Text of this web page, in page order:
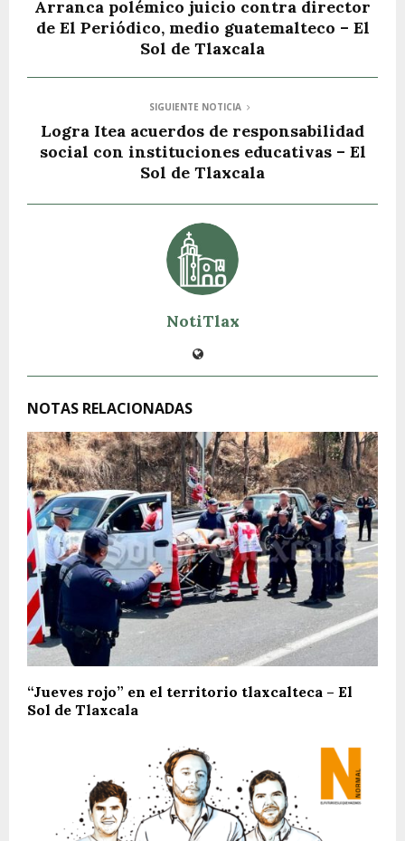
Arranca polémico juicio contra director
de El Periódico, medio guatemalteco – El
Sol de Tlaxcala
SIGUIENTE NOTICIA
Logra Itea acuerdos de responsabilidad
social con instituciones educativas – El
Sol de Tlaxcala
NotiTlax
NOTAS RELACIONADAS
“Jueves rojo” en el territorio tlaxcalteca – El
Sol de Tlaxcala